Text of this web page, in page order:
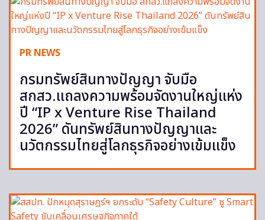
PR NEWS
กรมทรัพย์สินทางปัญญา จับมือ
สกสว.แถลงความพร้อมจัดงานใหญ่แห่ง
ปี “IP x Venture Rise Thailand
2026” ดันทรัพย์สินทางปัญญาและ
นวัตกรรมไทยสู่โลกธุรกิจอย่างเข้มแข็ง